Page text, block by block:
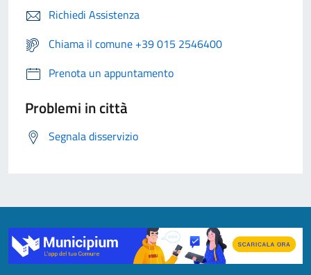
Richiedi Assistenza
Chiama il comune +39 015 2546400
Prenota un appuntamento
Problemi in città
Segnala disservizio